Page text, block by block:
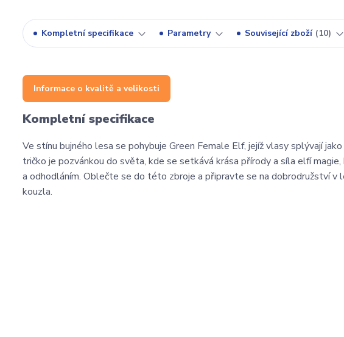
Kompletní specifikace Parametry Související zboží 10
Informace o kvalitě a velikosti
Kompletní specifikace
Ve stínu bujného lesa se pohybuje Green Female Elf, jejíž vlasy splývají
tričko je pozvánkou do světa, kde se setkává krása přírody a síla elfí
a odhodláním. Oblečte se do této zbroje a připravte se na dobrodružství v
kouzla.